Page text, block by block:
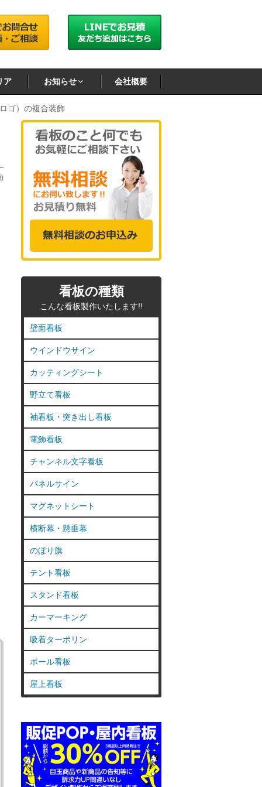
ア お知らせ 会社概要
ゴ）の複合装飾
看板の種類
こんな看板製作いたします!!
壁面看板
ウインドウサイン
カッティングシート
野立て看板
袖看板・突き出し看板
電飾看板
チャンネル文字看板
パネルサイン
マグネットシート
横断幕・懸垂幕
のぼり旗
テント看板
スタンド看板
カーマーキング
吸着ターポリン
ポール看板
屋上看板